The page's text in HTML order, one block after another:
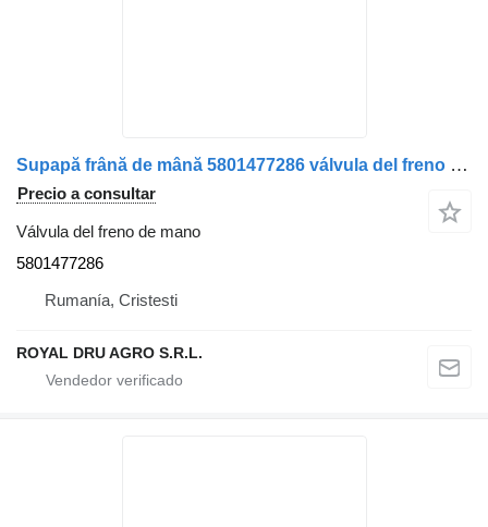
Supapă frână de mână 5801477286 válvula del freno de mano para IVECO cu cablu atașat, cod camión
Precio a consultar
Válvula del freno de mano
5801477286
Rumanía, Cristesti
ROYAL DRU AGRO S.R.L.